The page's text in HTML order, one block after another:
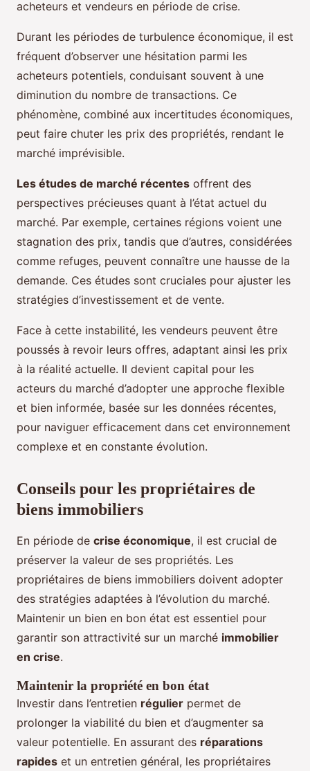
acheteurs et vendeurs en période de crise.
Durant les périodes de turbulence économique, il est
fréquent d’observer une hésitation parmi les
acheteurs potentiels, conduisant souvent à une
diminution du nombre de transactions. Ce
phénomène, combiné aux incertitudes économiques,
peut faire chuter les prix des propriétés, rendant le
marché imprévisible.
Les études de marché récentes offrent des
perspectives précieuses quant à l’état actuel du
marché. Par exemple, certaines régions voient une
stagnation des prix, tandis que d’autres, considérées
comme refuges, peuvent connaître une hausse de la
demande. Ces études sont cruciales pour ajuster les
stratégies d’investissement et de vente.
Face à cette instabilité, les vendeurs peuvent être
poussés à revoir leurs offres, adaptant ainsi les prix
à la réalité actuelle. Il devient capital pour les
acteurs du marché d’adopter une approche flexible
et bien informée, basée sur les données récentes,
pour naviguer efficacement dans cet environnement
complexe et en constante évolution.
Conseils pour les propriétaires de
biens immobiliers
En période de crise économique, il est crucial de
préserver la valeur de ses propriétés. Les
propriétaires de biens immobiliers doivent adopter
des stratégies adaptées à l’évolution du marché.
Maintenir un bien en bon état est essentiel pour
garantir son attractivité sur un marché immobilier
en crise.
Maintenir la propriété en bon état
Investir dans l’entretien régulier permet de
prolonger la viabilité du bien et d’augmenter sa
valeur potentielle. En assurant des réparations
rapides et un entretien général, les propriétaires